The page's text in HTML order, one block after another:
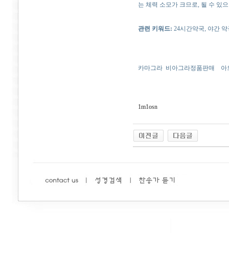
는 체력 소모가 크므로, 될 수 있
관련 키워드: 24시간약국, 야간
카마그라 비아그라정품판매 아
1m1osn